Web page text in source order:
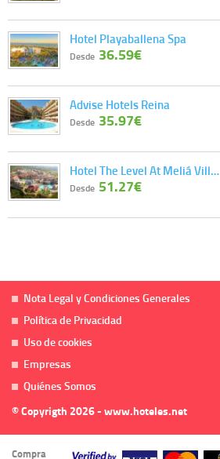
Hotel Playaballena Spa
Desde 36.59€
Advise Hotels Reina
Desde 35.97€
Hotel The Level At Meliá Vill…
Desde 51.27€
Nota Legal y Condiciones Generales
Política de Privacidad
Uso de cookies
Empresas
Quiénes Somos
© Copyrigth 2026 - www.hoteles.net
Compra